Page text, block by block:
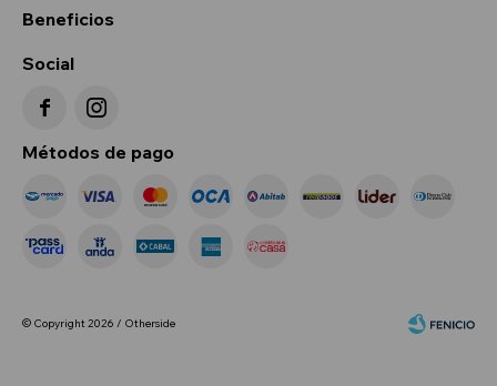
Beneficios
Social
 
Métodos de pago
© Copyright 2026 / Otherside